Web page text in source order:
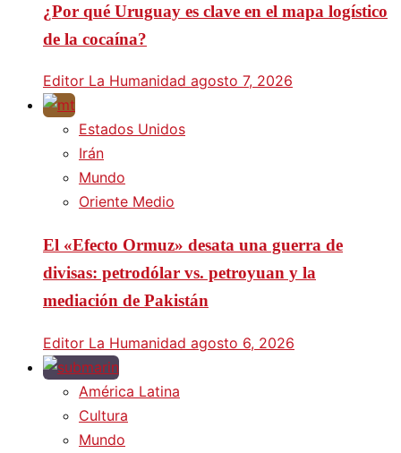
¿Por qué Uruguay es clave en el mapa logístico
de la cocaína?
Editor La Humanidad agosto 7, 2026
Estados Unidos
Irán
Mundo
Oriente Medio
El «Efecto Ormuz» desata una guerra de
divisas: petrodólar vs. petroyuan y la
mediación de Pakistán
Editor La Humanidad agosto 6, 2026
América Latina
Cultura
Mundo